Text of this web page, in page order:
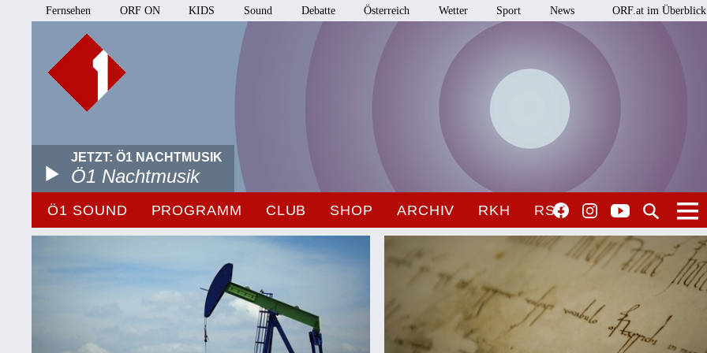
Fernsehen ORF ON KIDS Sound Debatte Österreich Wetter Sport News ORF.at im Überblick
JETZT: Ö1 NACHTMUSIK
Ö1 Nachtmusik
Ö1 SOUND PROGRAMM CLUB SHOP ARCHIV RKH RSO